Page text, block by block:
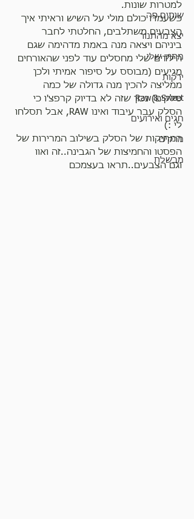
שותים פה
יצא מהתנור
מתוק שלי
ירקות
Raw & Sweet
חגים ואירועים
מרקים
מבשלת
למטרות שונות.
כשעמדו כולם מולי על השיש וראיתי איך
הצבעים משתלבים, החלטתי לחבר
ביניהם ויצאה מנה באמת מדהימה שגם
הילדים שלי מחסלים עוד לפני שהאורחים
מגיעים (מבוסס על סיפור אמיתי ולכן
ממליצה להכין מנה גדולה של כמה
סלקים) נכון שזה לא בדיוק קרפצ'ו כי
הסלק עבר עיבוד ואינו RAW, אבל תסלחו
לי :)
המתיקות של הסלק בשילוב המרירות של
הפסטו והחמיצות של הגבינה..זה ואוו
וגם הצבעים..תראו בעצמכם